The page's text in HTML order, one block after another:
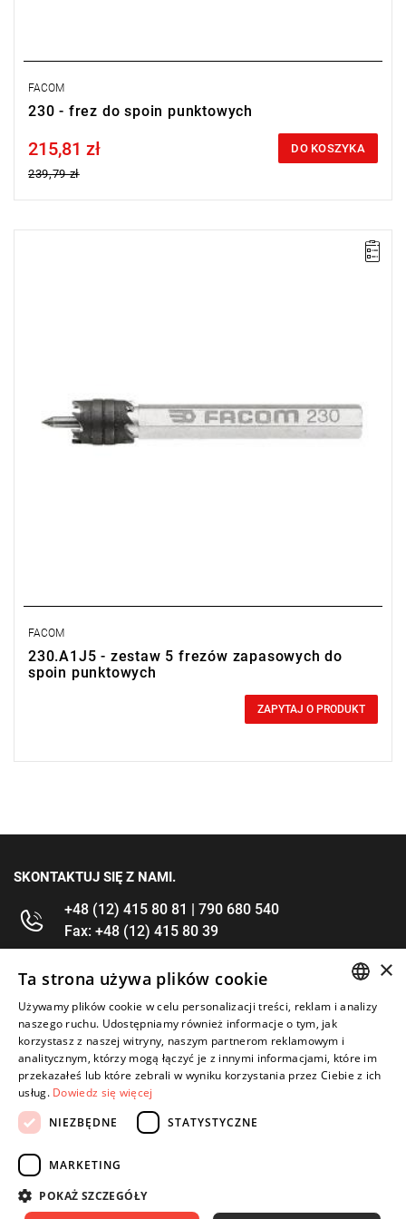
FACOM
230 - frez do spoin punktowych
Price tax included
215,81 zł
239,79 zł
DO KOSZYKA
FACOM
230.A1J5 - zestaw 5 frezów zapasowych do
spoin punktowych
ZAPYTAJ O PRODUKT
SKONTAKTUJ SIĘ Z NAMI.
+48 (12) 415 80 81 | 790 680 540
Fax: +48 (12) 415 80 39
kontakt@im-narzedzia.pl
INFORMACJE
OFERTA
MOJE KONTO
OBSERWUJ NAS
ENGLISH
×
Ta strona używa plików cookie
Używamy plików cookie w celu personalizacji treści, reklam i analizy
naszego ruchu. Udostępniamy również informacje o tym, jak
korzystasz z naszej witryny, naszym partnerom reklamowym i
analitycznym, którzy mogą łączyć je z innymi informacjami, które im
przekazałeś lub które zebrali w wyniku korzystania przez Ciebie z ich
usług. Dowiedz się więcej
NIEZBĘDNE
STATYSTYCZNE
MARKETING
POKAŻ SZCZEGÓŁY